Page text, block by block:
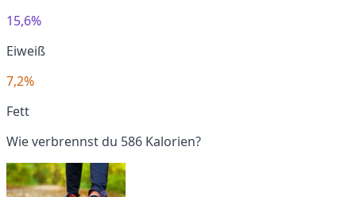
15,6%
Eiweiß
7,2%
Fett
Wie verbrennst du 586 Kalorien?